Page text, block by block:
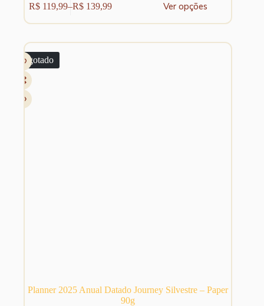
R$ 119,99–R$ 139,99
Faixa
de
R$ 119,99
Ver opções
produto
tem
variantes.
As
opções
podem
ser
escolhidas
Esgotado
Planner 2025 Anual Datado Journey Silvestre – Paper
90g